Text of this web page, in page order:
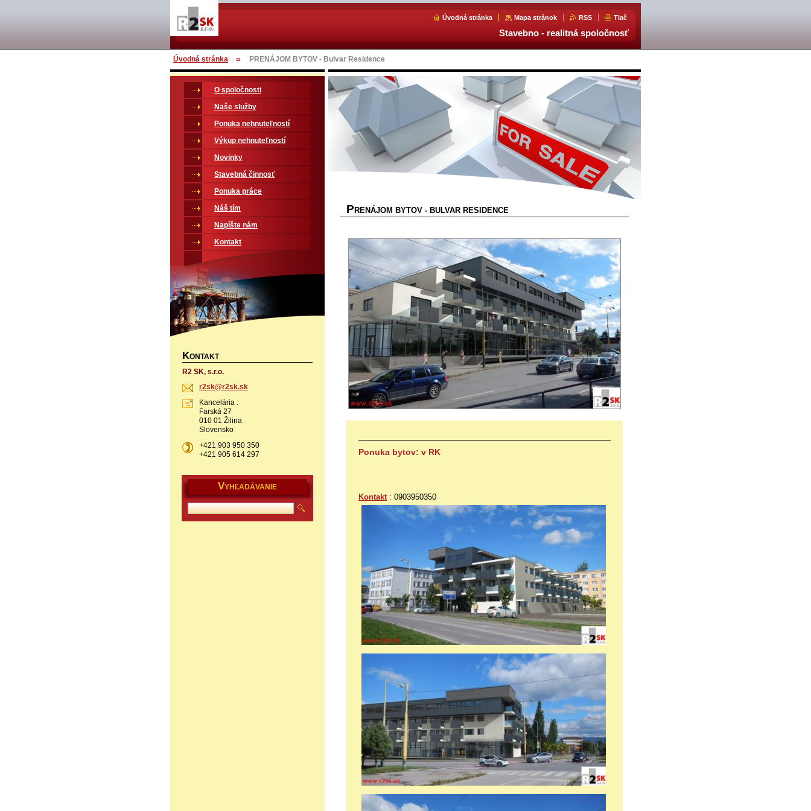
Úvodná stránka Mapa stránok RSS Tlač
Stavebno - realitná spoločnosť
Úvodná stránka PRENÁJOM BYTOV - Bulvar Residence
P RENÁJOM BYTOV - BULVAR RESIDENCE
Ponuka bytov: v RK
Kontakt : 0903950350
O spoločnosti
Naše služby
Ponuka nehnuteľností
Výkup nehnuteľností
Novinky
Stavebná činnosť
Ponuka práce
Náš tím
Napíšte nám
Kontakt
KONTAKT
R2 SK, s.r.o.
r2sk@r2s k.sk
Kancelária :
Farská 27
010 01 Žilina
Slovensko
+421 903 950 350
+421 905 614 297
VYHĽADÁVANIE